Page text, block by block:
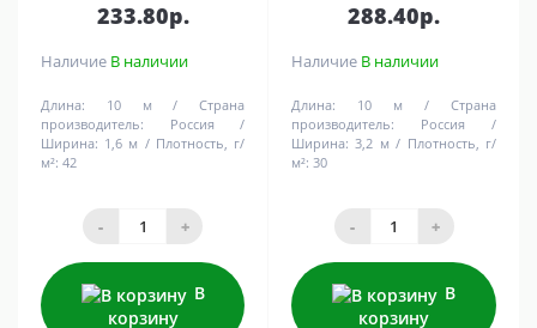
233.80р.
Наличие В наличии
Длина: 10 м
Страна
производитель:
Россия
Ширина: 1,6 м
Плотность, г/
м²: 42
- +
В
корзину
288.40р.
Наличие В наличии
Длина: 10 м
Страна
производитель:
Россия
Ширина: 3,2 м
Плотность, г/
м²: 30
- +
В
корзину